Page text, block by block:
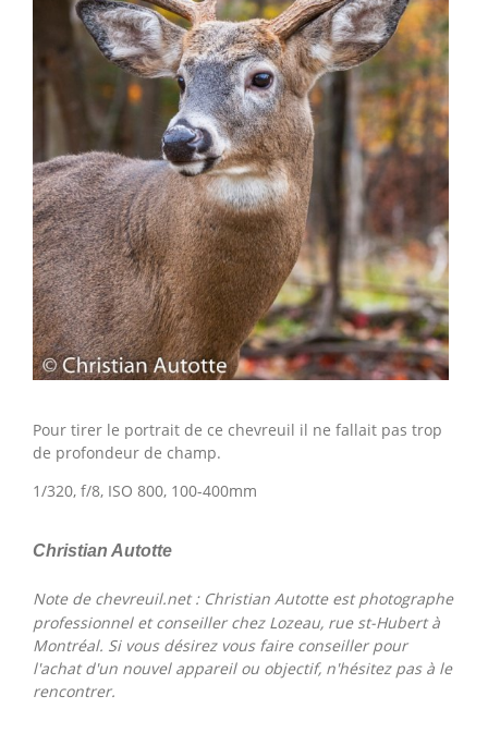
Pour tirer le portrait de ce chevreuil il ne fallait pas trop
de profondeur de champ.
1/320, f/8, ISO 800, 100-400mm
Christian Autotte
Note de chevreuil.net : Christian Autotte est photographe
professionnel et conseiller chez Lozeau, rue st-Hubert à
Montréal. Si vous désirez vous faire conseiller pour
l'achat d'un nouvel appareil ou objectif, n'hésitez pas à le
rencontrer.